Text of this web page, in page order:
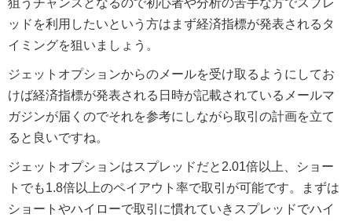
狙うチャンスとなるので初心者や分析の苦手な方でスプレ
ッドを利用したいという方はまず経済指標が発表されるタ
イミングを狙いましょう。
ジェットオプションからのメールを受け取るようにしてお
けば経済指標が発表される日時が記載されているメールマ
ガジンが届くのでそれを参考にしながら取引の計画を立て
ると良いですね。
ジェットオプションはスプレッドだと2.01倍以上、ショー
トでも1.8倍以上のペイアウト率で取引が可能です。まずは
ショートやハイローで取引に慣れていきスプレッドでハイ